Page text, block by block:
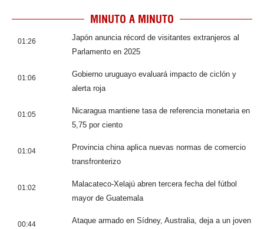
MINUTO A MINUTO
01:26
Japón anuncia récord de visitantes extranjeros al
Parlamento en 2025
01:06
Gobierno uruguayo evaluará impacto de ciclón y
alerta roja
01:05
Nicaragua mantiene tasa de referencia monetaria en
5,75 por ciento
01:04
Provincia china aplica nuevas normas de comercio
transfronterizo
01:02
Malacateco-Xelajú abren tercera fecha del fútbol
mayor de Guatemala
00:44
Ataque armado en Sídney, Australia, deja a un joven